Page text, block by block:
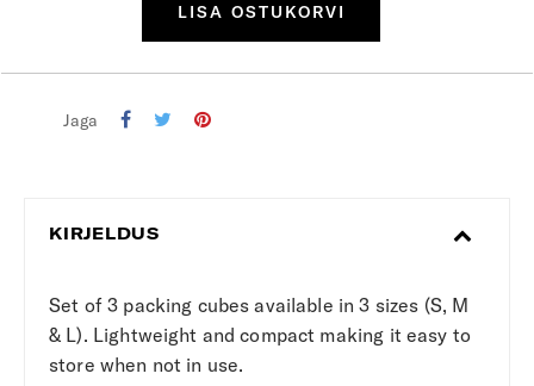
LISA OSTUKORVI
Jaga
KIRJELDUS
Set of 3 packing cubes available in 3 sizes (S, M
& L). Lightweight and compact making it easy to
store when not in use.